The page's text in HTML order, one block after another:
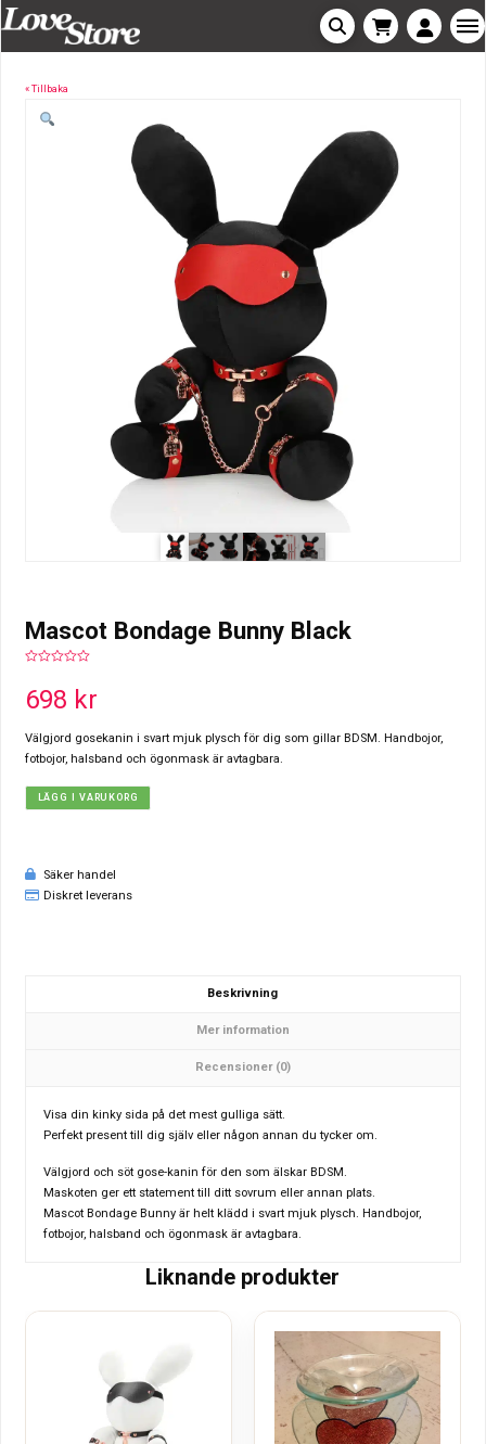
« Tillbaka
Mascot Bondage Bunny Black
of
5
698 kr
Välgjord gosekanin i svart mjuk plysch för dig som gillar BDSM. Handbojor,
fotbojor, halsband och ögonmask är avtagbara.
LÄGG I VARUKORG
Säker handel
Diskret leverans
Beskrivning
Mer information
Recensioner (0)
Visa din kinky sida på det mest gulliga sätt.
Perfekt present till dig själv eller någon annan du tycker om.
Välgjord och söt gose-kanin för den som älskar BDSM.
Maskoten ger ett statement till ditt sovrum eller annan plats.
Mascot Bondage Bunny är helt klädd i svart mjuk plysch. Handbojor,
fotbojor, halsband och ögonmask är avtagbara.
Liknande produkter